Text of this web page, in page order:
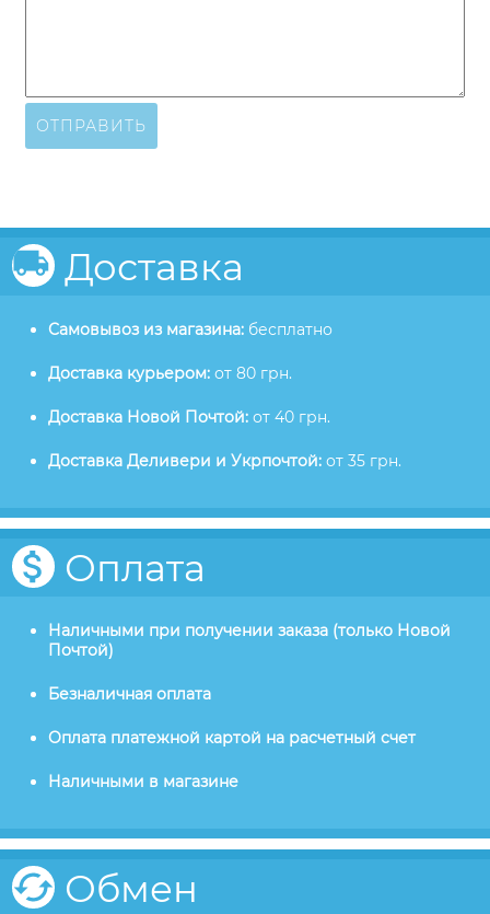
ОТПРАВИТЬ
Доставка
Самовывоз из магазина: бесплатно
Доставка курьером: от 80 грн.
Доставка Новой Почтой: от 40 грн.
Доставка Деливери и Укрпочтой: от 35 грн.
Оплата
Наличными при получении заказа (только Новой
Почтой)
Безналичная оплата
Оплата платежной картой на расчетный счет
Наличными в магазине
Обмен